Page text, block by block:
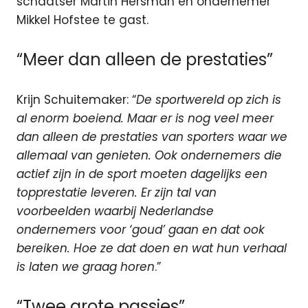
Mikkel Hofstee te gast.
“Meer dan alleen de prestaties”
Krijn Schuitemaker: “De sportwereld op zich is
al enorm boeiend. Maar er is nog veel meer
dan alleen de prestaties van sporters waar we
allemaal van genieten. Ook ondernemers die
actief zijn in de sport moeten dagelijks een
topprestatie leveren. Er zijn tal van
voorbeelden waarbij Nederlandse
ondernemers voor ‘goud’ gaan en dat ook
bereiken. Hoe ze dat doen en wat hun verhaal
is laten we graag horen.”